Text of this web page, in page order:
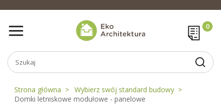
Strona główna
Wybierz swój standard budowy
Domki letniskowe modułowe - panelowe